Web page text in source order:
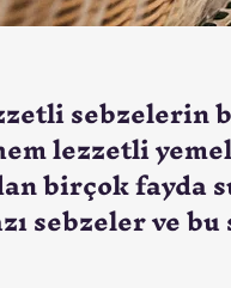
sebzelerin
lezzetli
birçok fayda
sebzeler ve